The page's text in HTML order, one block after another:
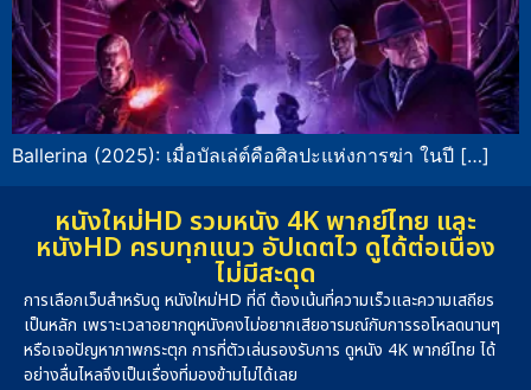
Ballerina (2025): เมื่อบัลเล่ต์คือศิลปะแห่งการฆ่า ในปี […]
หนังใหม่HD รวมหนัง 4K พากย์ไทย และ
หนังHD ครบทุกแนว อัปเดตไว ดูได้ต่อเนื่อง
ไม่มีสะดุด
การเลือกเว็บสำหรับดู หนังใหม่HD ที่ดี ต้องเน้นที่ความเร็วและความเสถียร
เป็นหลัก เพราะเวลาอยากดูหนังคงไม่อยากเสียอารมณ์กับการรอโหลดนานๆ
หรือเจอปัญหาภาพกระตุก การที่ตัวเล่นรองรับการ ดูหนัง 4K พากย์ไทย ได้
อย่างลื่นไหลจึงเป็นเรื่องที่มองข้ามไม่ได้เลย